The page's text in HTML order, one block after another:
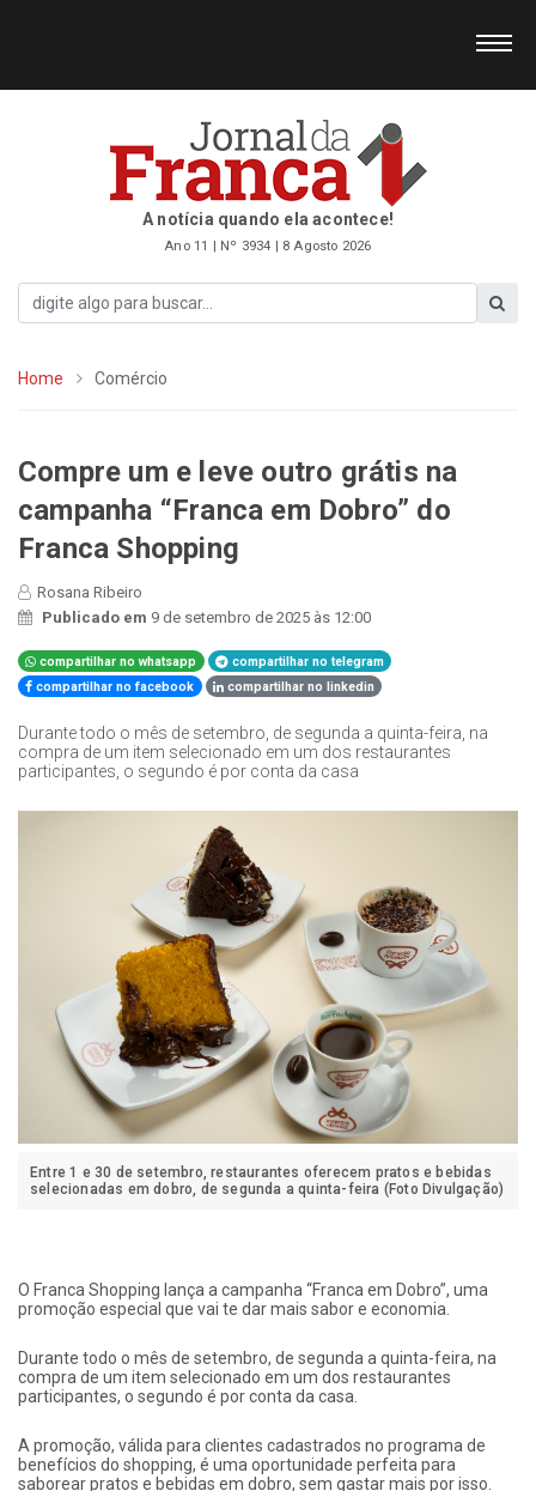
A notícia quando ela acontece!
Ano 11 | Nº 3934 | 8 Agosto 2026
Home Comércio
Compre um e leve outro grátis na
campanha “Franca em Dobro” do
Franca Shopping
Rosana Ribeiro
Publicado em 9 de setembro de 2025 às 12:00
compartilhar no whatsapp
compartilhar no telegram
compartilhar no facebook
compartilhar no linkedin
Durante todo o mês de setembro, de segunda a quinta-feira, na
compra de um item selecionado em um dos restaurantes
participantes, o segundo é por conta da casa
Entre 1 e 30 de setembro, restaurantes oferecem pratos e bebidas
selecionadas em dobro, de segunda a quinta-feira (Foto Divulgação)
O Franca Shopping lança a campanha “Franca em Dobro”, uma
promoção especial que vai te dar mais sabor e economia.
Durante todo o mês de setembro, de segunda a quinta-feira, na
compra de um item selecionado em um dos restaurantes
participantes, o segundo é por conta da casa.
A promoção, válida para clientes cadastrados no programa de
benefícios do shopping, é uma oportunidade perfeita para
saborear pratos e bebidas em dobro, sem gastar mais por isso.